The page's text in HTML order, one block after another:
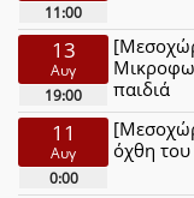
11:00
13
Αυγ
19:00
παιδιά
11
Αυγ
0:00
όχθη